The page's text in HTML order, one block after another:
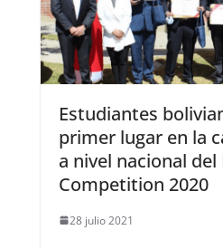
Estudiantes
primer lugar en la
a nivel nacional del
Competition 2020
28 julio 2021